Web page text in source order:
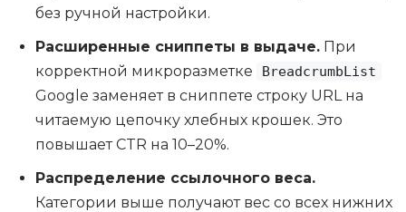
без ручной настройки.
Расширенные сниппеты в выдаче. При
корректной микроразметке
BreadcrumbList
Google заменяет в сниппете строку URL на
читаемую цепочку хлебных крошек. Это
повышает CTR на 10–20%.
Распределение ссылочного веса.
Категории выше получают вес со всех нижних